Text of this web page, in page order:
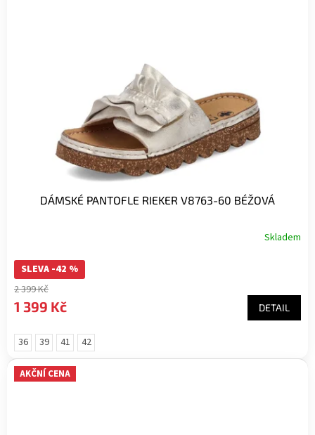
DÁMSKÉ PANTOFLE RIEKER V8763-60 BÉŽOVÁ
Skladem
SLEVA -42 %
2 399 Kč
1 399 Kč DETAIL
36 39 41 42
AKČNÍ CENA